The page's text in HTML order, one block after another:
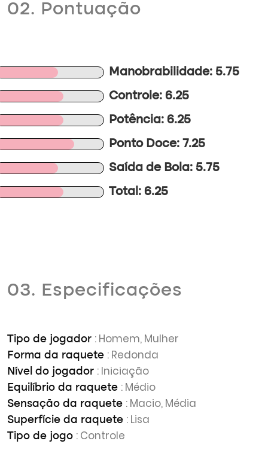
02. Pontuação
Manobrabilidade: 5.75
Controle: 6.25
Potência: 6.25
Ponto Doce: 7.25
Saída de Bola: 5.75
Total: 6.25
03. Especificações
Tipo de jogador : Homem, Mulher
Forma da raquete : Redonda
Nível do jogador : Iniciação
Equilíbrio da raquete : Médio
Sensação da raquete : Macio, Média
Superfície da raquete : Lisa
Tipo de jogo : Controle